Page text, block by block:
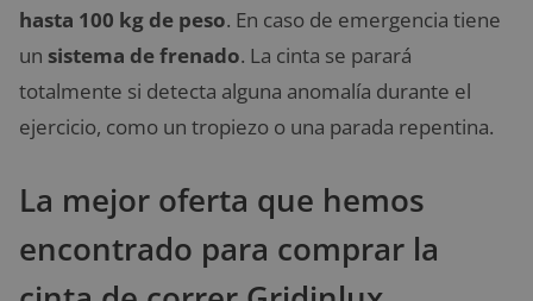
hasta 100 kg de peso. En caso de emergencia tiene
un sistema de frenado. La cinta se parará
totalmente si detecta alguna anomalía durante el
ejercicio, como un tropiezo o una parada repentina.
La mejor oferta que hemos
encontrado para comprar la